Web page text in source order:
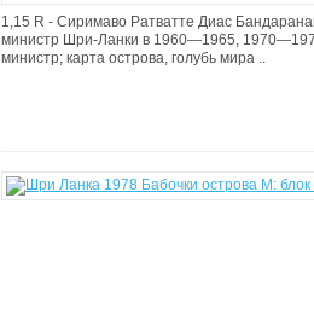
1,15 R - Сиримаво Ратватте Диас
министр Шри-Ланки в 1960—1965,
министр; карта острова, голубь мира ..